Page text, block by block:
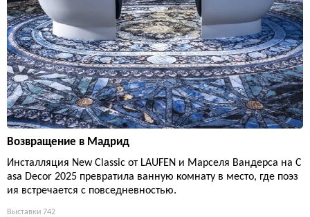
Возвращение в Мадрид
Инсталляция New Classic от LAUFEN и Марселя Вандерса на C
asa Decor 2025 превратила ванную комнату в место, где поэз
ия встречается с повседневностью.
Выставки 742